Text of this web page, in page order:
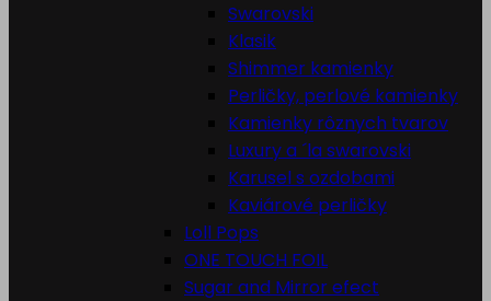
Swarovski
Klasik
Shimmer kamienky
Perličky, perlové kamienky
Kamienky rôznych tvarov
Luxury a ´la swarovski
Karusel s ozdobami
Kaviárové perličky
Loll Pops
ONE TOUCH FOIL
Sugar and Mirror efect